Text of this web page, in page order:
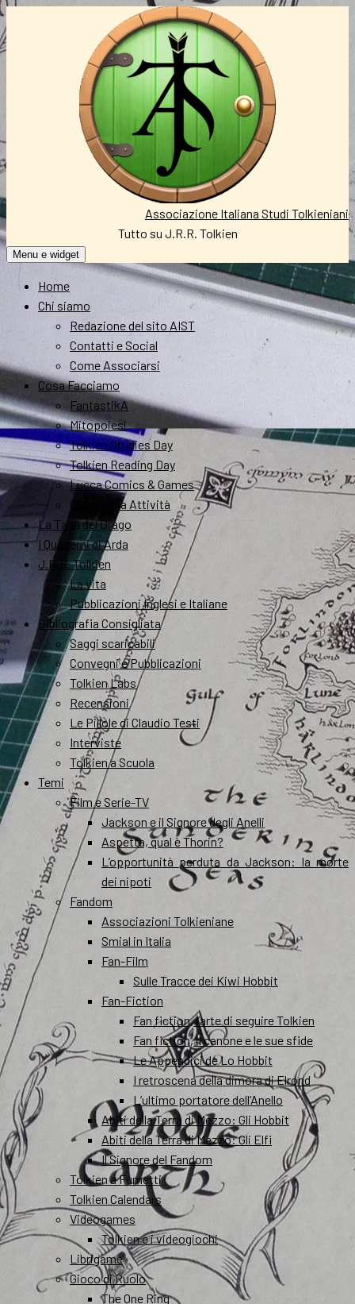
al
contenuto
Associazione Italiana Studi Tolkieniani
Tutto su J.R.R. Tolkien
Menu e widget
Home
Chi siamo
Redazione del sito AIST
Contatti e Social
Come Associarsi
Cosa Facciamo
FantastikA
Mitopoiesi
Tolkien Studies Day
Tolkien Reading Day
Lucca Comics & Games
Cronologia Attività
La Tana del Drago
I Quaderni di Arda
J.R.R. Tolkien
La vita
Pubblicazioni Inglesi e Italiane
Bibliografia Consigliata
Saggi scaricabili
Convegni e Pubblicazioni
Tolkien Labs
Recensioni
Le Pillole di Claudio Testi
Interviste
Tolkien a Scuola
Temi
Film e Serie-TV
Jackson e il Signore degli Anelli
Aspetta, qual è Thorin?
L’opportunità perduta da Jackson: la morte
dei nipoti
Fandom
Associazioni Tolkieniane
Smial in Italia
Fan-Film
Sulle Tracce dei Kiwi Hobbit
Fan-Fiction
Fan fiction, l’arte di seguire Tolkien
Fan fiction, il canone e le sue sfide
Le Appendici de Lo Hobbit
I retroscena della dimora di Elrond
L’ultimo portatore dell’Anello
Abiti della Terra di Mezzo: Gli Hobbit
Abiti della Terra di Mezzo: Gli Elfi
Il Signore del Fandom
Tolkien a Fumetti
Tolkien Calendars
Videogames
Tolkien e i videogiochi
Librigame
Gioco di Ruolo
The One Ring